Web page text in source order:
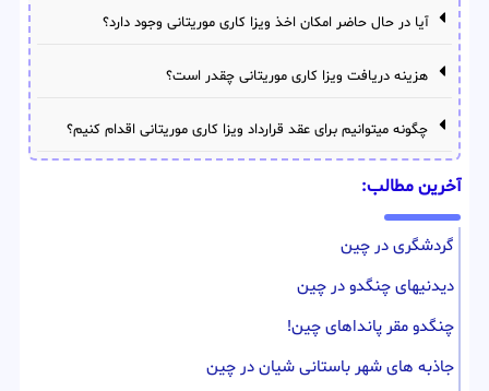
آیا در حال حاضر امکان اخذ ویزا کاری موریتانی وجود دارد؟
هزینه دریافت ویزا کاری موریتانی چقدر است؟
چگونه میتوانیم برای عقد قرارداد ویزا کاری موریتانی اقدام کنیم؟
آخرین مطالب:
گردشگری در چین
دیدنیهای چنگدو در چین
چنگدو مقر پانداهای چین!
جاذبه های شهر باستانی شیان در چین